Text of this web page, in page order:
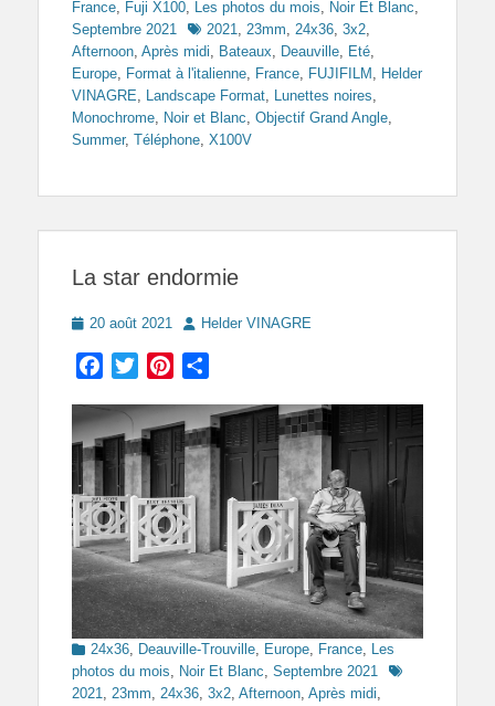
France, Fuji X100, Les photos du mois, Noir Et Blanc,
Septembre 2021
Tags2021, 23mm, 24x36, 3x2,
Afternoon, Après midi, Bateaux, Deauville, Eté,
Europe, Format à l'italienne, France, FUJIFILM , Helder
VINAGRE, Landscape Format, Lunettes noires,
Monochrome, Noir et Blanc, Objectif Grand Angle,
Summer, Téléphone, X100V
La star endormie
Posted
20 août 2021 AuthorHelder VINAGRE
Facebook
TwitterPinterest
Categories
24x36, Deauville-Trouville, Europe, France, Les
photos du mois, Noir Et Blanc, Septembre 2021
Tags
2021, 23mm, 24x36, 3x2, Afternoon, Après midi,